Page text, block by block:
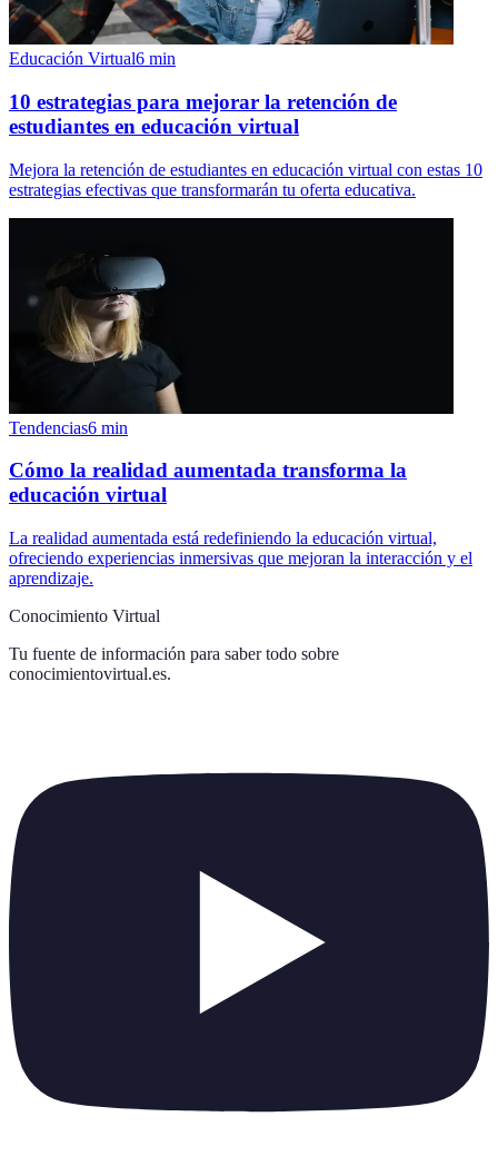
Educación Virtual6 min
10 estrategias para mejorar la retención de
estudiantes en educación virtual
Mejora la retención de estudiantes en educación virtual con estas 10
estrategias efectivas que transformarán tu oferta educativa.
Tendencias6 min
Cómo la realidad aumentada transforma la
educación virtual
La realidad aumentada está redefiniendo la educación virtual,
ofreciendo experiencias inmersivas que mejoran la interacción y el
aprendizaje.
Conocimiento Virtual
Tu fuente de información para saber todo sobre
conocimientovirtual.es.